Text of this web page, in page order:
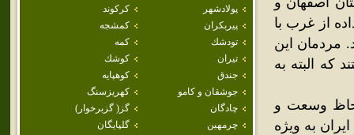
پولادشهر
كركوند
پيربكران
كمشجه
تودشك
كمه
تيران
كوشك
جندق
كوهپايه
جوشقان و كامو
كهريزسنگ
چادگان
گز( گزبرخوار)
چرمهين
گلپايگان
از غرب با
مردمان اين
البته به
وسعت و
به ويژه